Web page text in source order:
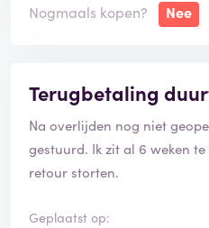
Nogmaals kopen?
Nee
Terugbetaling
Na overlijden nog niet
gestuurd. Ik zit al 6 weken
retour storten.
Geplaatst op: